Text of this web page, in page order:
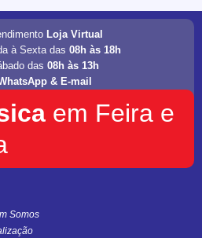
Loja Virtual
à Sexta das08h às 18h
das08h às 13h
& E-mail
em Feira e
Somos